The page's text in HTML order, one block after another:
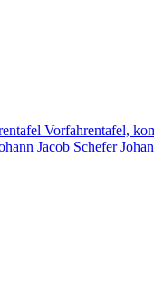
Vorfahrentafel,
Jacob Schefer